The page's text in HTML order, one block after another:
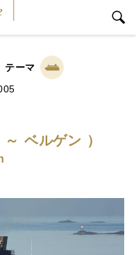
テーマ
ベルゲン ）